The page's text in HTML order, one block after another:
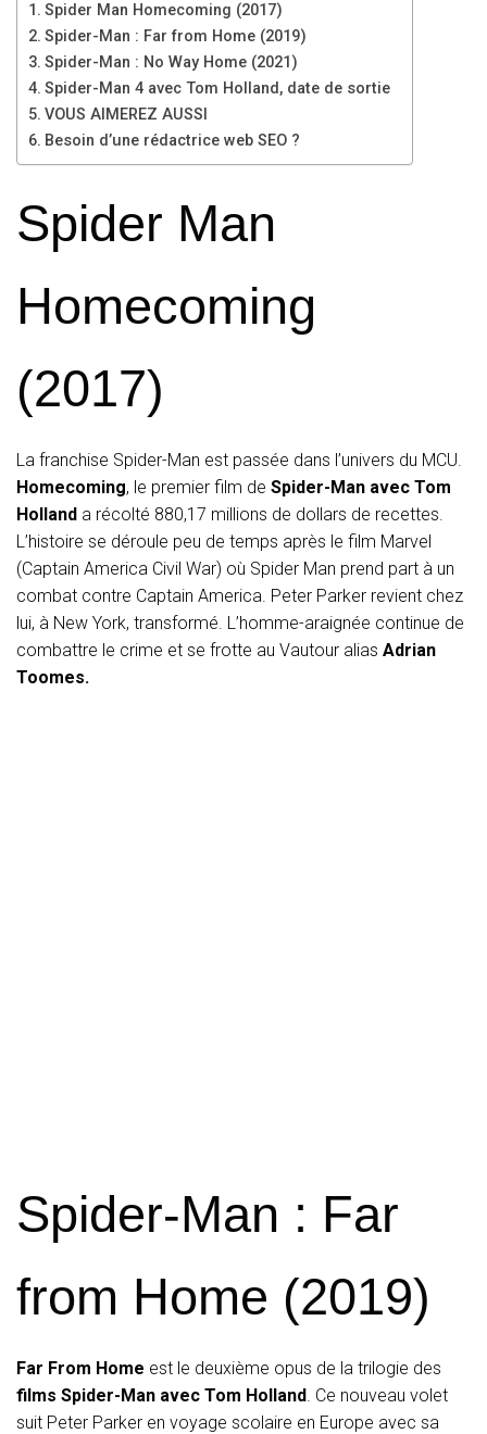
Spider Man Homecoming (2017)
Spider-Man : Far from Home (2019)
Spider-Man : No Way Home (2021)
Spider-Man 4 avec Tom Holland, date de sortie
VOUS AIMEREZ AUSSI
Besoin d’une rédactrice web SEO ?
Spider Man
Homecoming
(2017)
La franchise Spider-Man est passée dans l’univers du MCU.
Homecoming, le premier film de Spider-Man avec Tom
Holland a récolté 880,17 millions de dollars de recettes.
L’histoire se déroule peu de temps après le film Marvel
(Captain America Civil War) où Spider Man prend part à un
combat contre Captain America. Peter Parker revient chez
lui, à New York, transformé. L’homme-araignée continue de
combattre le crime et se frotte au Vautour alias Adrian
Toomes.
Spider-Man : Far
from Home (2019)
Far From Home est le deuxième opus de la trilogie des
films Spider-Man avec Tom Holland. Ce nouveau volet
suit Peter Parker en voyage scolaire en Europe avec sa